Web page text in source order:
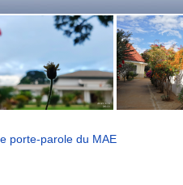
porte-parole du MAE